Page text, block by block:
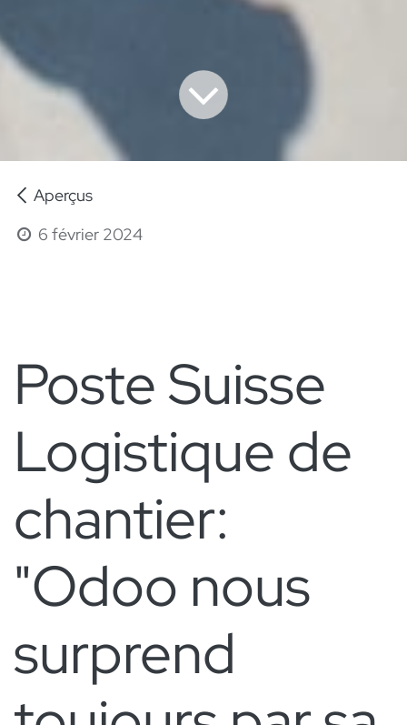
Aperçus
6 février 2024
Poste Suisse
Logistique de
chantier:
"Odoo nous
surprend